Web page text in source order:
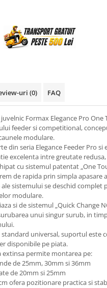
uri (0) FAQ
Formax Elegance Pro
feeder si competitional,
modulare.
din seria Elegance Feeder Pro
excelenta intre greutate
cu sistemul patentat „One
de rapida prin simpla apasare
ale sistemului se deschid
modulare.
si de sistemul „Quick Change
unui singur surub, in
universal, suportul este
disponibile pe piata.
permite montarea pe:
de 25mm, 30mm si 36mm
de 20mm si 25mm
ofera pozitionare practica si